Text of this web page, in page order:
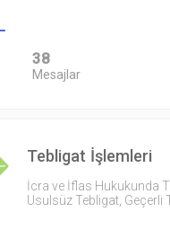
38
Mesajlar
Tebligat İşlemleri
İcra ve İflas Hukukunda
Usulsüz Tebligat, Geçerli